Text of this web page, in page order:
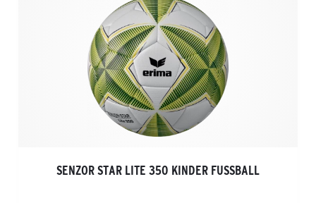
SENZOR STAR LITE 350 KINDER FUSSBALL